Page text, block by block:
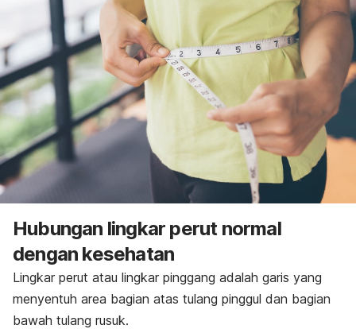
Hubungan lingkar perut normal
dengan kesehatan
Lingkar perut atau lingkar pinggang adalah garis yang
menyentuh area bagian atas tulang pinggul dan bagian
bawah tulang rusuk.